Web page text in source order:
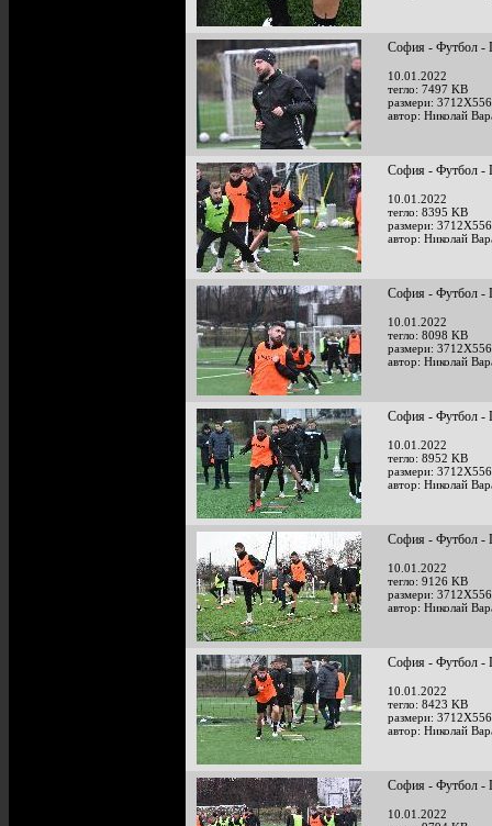
София - Футбол -
10.01.2022
тегло: 7497 KB
размери:
автор: Николай
София - Футбол -
10.01.2022
тегло: 8395 KB
размери:
автор: Николай
София - Футбол -
10.01.2022
тегло: 8098 KB
размери:
автор: Николай
София - Футбол -
10.01.2022
тегло: 8952 KB
размери:
автор: Николай
София - Футбол -
10.01.2022
тегло: 9126 KB
размери:
автор: Николай
София - Футбол -
10.01.2022
тегло: 8423 KB
размери:
автор: Николай
София - Футбол -
10.01.2022